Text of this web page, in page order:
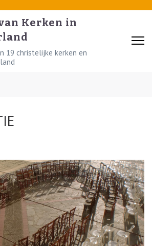
Kerken in
19 christelijke kerken en